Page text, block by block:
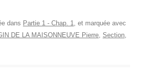
dans Partie 1 - Chap. 1, et marquée avec
DE LA MAISONNEUVE Pierre, Section,